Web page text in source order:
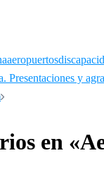
aeropuertos
Presentaciones y
en «